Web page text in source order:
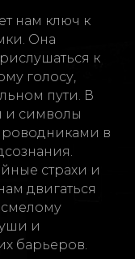
нам ключ к
Она
к
голосу,
пути. В
и символы
в
страхи и
двигаться
смелому
и
барьеров.